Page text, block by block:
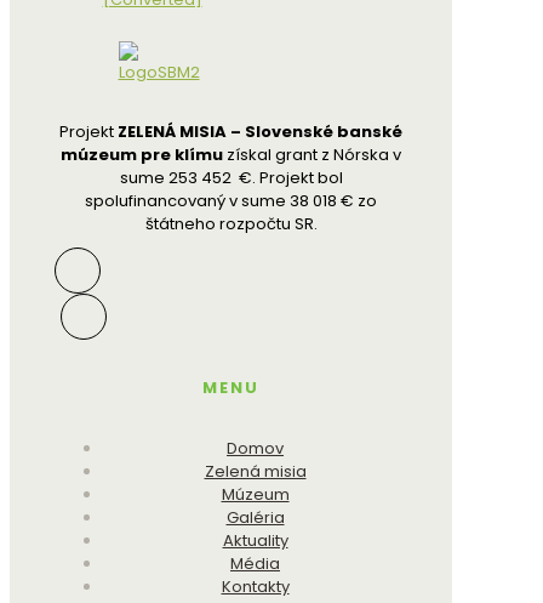
Projekt ZELENÁ MISIA – Slovenské banské
múzeum pre klímu získal grant z Nórska v
sume 253 452 €. Projekt bol
spolufinancovaný v sume 38 018 € zo
štátneho rozpočtu SR.
MENU
Domov
Zelená misia
Múzeum
Galéria
Aktuality
Média
Kontakty